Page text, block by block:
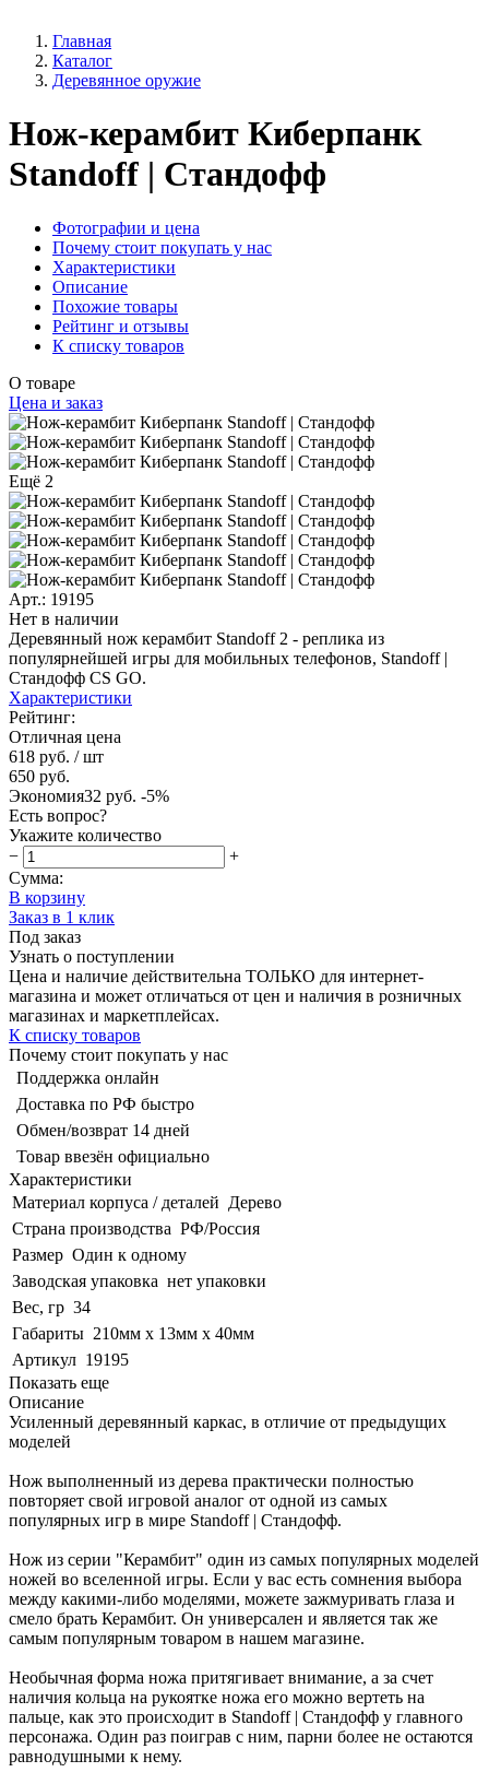
Главная
Каталог
Деревянное оружие
Нож-керамбит Киберпанк
Standoff | Стандофф
Фотографии и цена
Почему стоит покупать у нас
Характеристики
Описание
Похожие товары
Рейтинг и отзывы
К списку товаров
О товаре
Цена и заказ
Ещё 2
Арт.: 19195
Нет в наличии
Деревянный нож керамбит Standoff 2 - реплика из
популярнейшей игры для мобильных телефонов, Standoff |
Стандофф CS GO.
Характеристики
Рейтинг:
Отличная цена
618 руб. / шт
650 руб.
Экономия32 руб. -5%
Есть вопрос?
Укажите количество
−
+
Сумма:
В корзину
Заказ в 1 клик
Под заказ
Узнать о поступлении
Цена и наличие действительна ТОЛЬКО для интернет-
магазина и может отличаться от цен и наличия в розничных
магазинах и маркетплейсах.
К списку товаров
Почему стоит покупать у нас
Поддержка онлайн
Доставка по РФ быстро
Обмен/возврат 14 дней
Товар ввезён официально
Характеристики
Материал корпуса / деталей Дерево
Страна производства РФ/Россия
Размер Один к одному
Заводская упаковка нет упаковки
Вес, гр 34
Габариты 210мм x 13мм x 40мм
Артикул 19195
Показать еще
Описание
Усиленный деревянный каркас, в отличие от предыдущих
моделей
Нож выполненный из дерева практически полностью
повторяет свой игровой аналог от одной из самых
популярных игр в мире Standoff | Стандофф.
Нож из серии "Керамбит" один из самых популярных моделей
ножей во вселенной игры. Если у вас есть сомнения выбора
между какими-либо моделями, можете зажмуривать глаза и
смело брать Керамбит. Он универсален и является так же
самым популярным товаром в нашем магазине.
Необычная форма ножа притягивает внимание, а за счет
наличия кольца на рукоятке ножа его можно вертеть на
пальце, как это происходит в Standoff | Стандофф у главного
персонажа. Один раз поиграв с ним, парни более не остаются
равнодушными к нему.